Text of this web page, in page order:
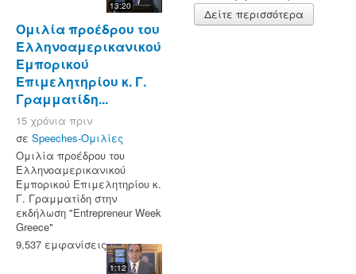
13:20
Ομιλία προέδρου του
Ελληνοαμερικανικού
Εμπορικού
Επιμελητηρίου κ. Γ.
Γραμματίδη...
15 χρόνια πριν
σε Speeches-Ομιλίες
Ομιλία προέδρου του
Ελληνοαμερικανικού
Εμπορικού Επιμελητηρίου κ.
Γ. Γραμματίδη στην
εκδήλωση "Entrepreneur Week
Greece"
9,537 εμφανίσεις
1:12
Δείτε περισσότερα